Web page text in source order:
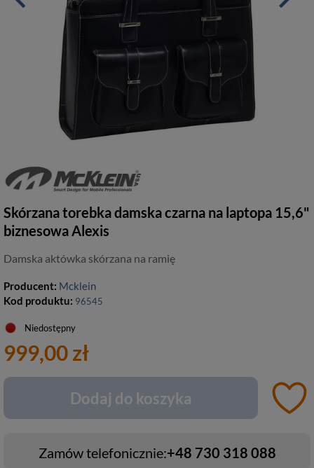
Skórzana torebka damska czarna na laptopa 15,6"
biznesowa Alexis
Damska aktówka skórzana na ramię
Producent: Mcklein
Kod produktu: 96545
Niedostępny
999,00 zł
Dodaj do koszyka
Zamów telefonicznie:+48 730 318 088